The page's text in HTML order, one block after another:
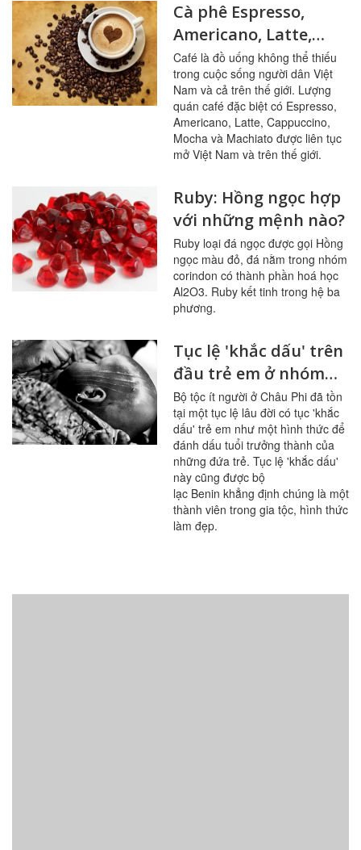
Cà phê Espresso,
Americano, Latte,
Cappuccino, Mocha
và Machiato các đặc
điểm riêng, cách pha
để phân biệt
Café là đồ uống không thể thiếu
trong cuộc sống người dân Việt
Nam và cả trên thế giới. Lượng
quán café đặc biệt có Espresso,
Americano, Latte, Cappuccino,
Mocha và Machiato được liên tục
mở Việt Nam và trên thế giới.
Ruby: Hồng ngọc hợp
với những mệnh nào?
Ruby loại đá ngọc được gọi Hồng
ngọc màu đỏ, đá nằm trong nhóm
corindon có thành phần hoá học
Al2O3. Ruby kết tinh trong hệ ba
phương.
Tục lệ 'khắc dấu' trên
đầu trẻ em ở nhóm
dân tộc Houeda khiến
ai chứng khiến cũng
rùng mình
Bộ tộc ít người ở Châu Phi đã tồn
tại một tục lệ lâu đời có tục 'khắc
dấu' trẻ em như một hình thức để
đánh dấu tuổi trưởng thành của
những đứa trẻ. Tục lệ 'khắc dấu'
này cũng được bộ
lạc Benin khẳng định chúng là một
thành viên trong gia tộc, hình thức
làm đẹp.